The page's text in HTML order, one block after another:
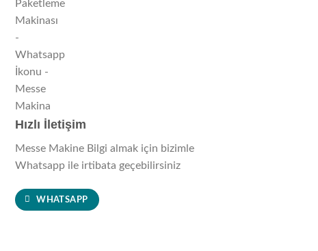
Hızlı İletişim
Messe Makine Bilgi almak için bizimle
Whatsapp ile irtibata geçebilirsiniz
WHATSAPP